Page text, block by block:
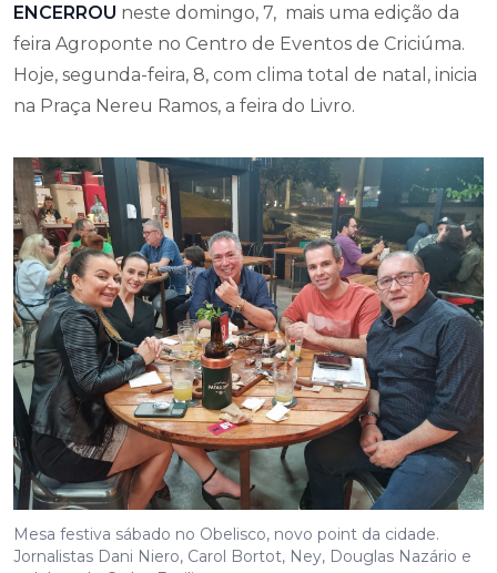
ENCERROU neste domingo, 7, mais uma edição da
feira Agroponte no Centro de Eventos de Criciúma.
Hoje, segunda-feira, 8, com clima total de natal, inicia
na Praça Nereu Ramos, a feira do Livro.
Mesa festiva sábado no Obelisco, novo point da cidade.
Jornalistas Dani Niero, Carol Bortot, Ney, Douglas Nazário e